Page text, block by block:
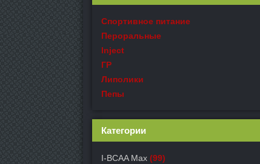
Спортивное питание
Пероральные
Inject
ГР
Липолики
Пепы
Категории
I-BCAA Max (99)